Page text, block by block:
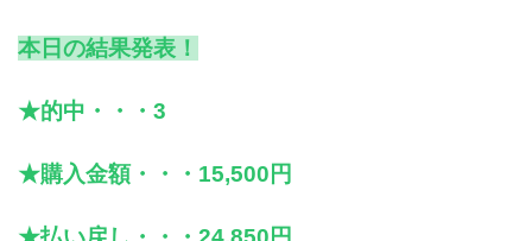
本日の結果発表！
★的中・・・3
★購入金額・・・15,500円